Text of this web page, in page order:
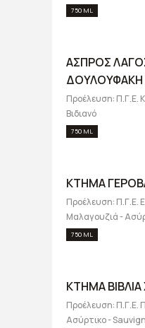
750 ML
ΑΣΠΡΟΣ
ΔΟΥΛΟΥΦΑΚΗ
Προέλευση: Π.Γ.Ε.
Βιδιανό
750 ML
ΚΤΗΜΑ
Προέλευση: Π.Γ.Ε.
Μαλαγουζιά -
750 ML
ΚΤΗΜΑ
Προέλευση: Π.Γ.Ε.
Ασύρτικο -